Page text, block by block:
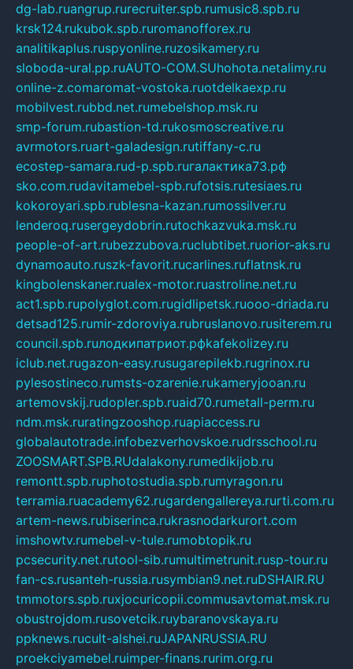
dg-lab.ruangrup.rurecruiter.spb.rumusic8.spb.ru
krsk124.rukubok.spb.ruromanofforex.ru
analitikaplus.ruspyonline.ruzosikamery.ru
sloboda-ural.pp.ruAUTO-COM.SUhohota.netalimy.ru
online-z.comaromat-vostoka.ruotdelkaexp.ru
mobilvest.rubbd.net.rumebelshop.msk.ru
smp-forum.rubastion-td.rukosmoscreative.ru
avrmotors.ruart-galadesign.rutiffany-c.ru
ecostep-samara.rud-p.spb.ruгалактика73.рф
sko.com.rudavitamebel-spb.rufotsis.rutesiaes.ru
kokoroyari.spb.rublesna-kazan.rumossilver.ru
lenderoq.rusergeydobrin.rutochkazvuka.msk.ru
people-of-art.rubezzubova.ruclubtibet.ruorior-aks.ru
dynamoauto.ruszk-favorit.rucarlines.ruflatnsk.ru
kingbolenskaner.rualex-motor.ruastroline.net.ru
act1.spb.rupolyglot.com.rugidlipetsk.ruooo-driada.ru
detsad125.rumir-zdoroviya.rubruslanovo.rusiterem.ru
council.spb.ruлодкипатриот.рфkafekolizey.ru
iclub.net.rugazon-easy.rusugarepilekb.rugrinox.ru
pylesostineco.rumsts-ozarenie.rukameryjooan.ru
artemovskij.rudopler.spb.ruaid70.rumetall-perm.ru
ndm.msk.ruratingzooshop.ruapiaccess.ru
globalautotrade.infobezverhovskoe.rudrsschool.ru
ZOOSMART.SPB.RUdalakony.rumedikijob.ru
remontt.spb.ruphotostudia.spb.rumyragon.ru
terramia.ruacademy62.rugardengallereya.rurti.com.ru
artem-news.rubiserinca.rukrasnodarkurort.com
imshowtv.rumebel-v-tule.rumobtopik.ru
pcsecurity.net.rutool-sib.rumultimetrunit.rusp-tour.ru
fan-cs.rusanteh-russia.rusymbian9.net.ruDSHAIR.RU
tmmotors.spb.ruxjocuricopii.commusavtomat.msk.ru
obustrojdom.rusovetcik.ruybaranovskaya.ru
ppknews.rucult-alshei.ruJAPANRUSSIA.RU
proekciyamebel.ruimper-finans.rurim.org.ru